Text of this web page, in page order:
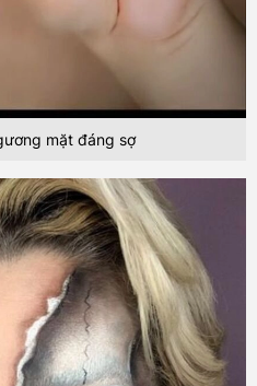
mặt đáng sợ